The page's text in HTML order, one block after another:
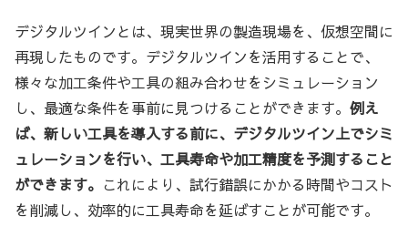
デジタルツインとは、現実世界の製造現場を、仮想空間に
再現したものです。デジタルツインを活用することで、
様々な加工条件や工具の組み合わせをシミュレーション
し、最適な条件を事前に見つけることができます。 例え
ば、新しい工具を導入する前に、デジタルツイン上でシミ
ュレーションを行い、工具寿命や加工精度を予測すること
ができます。 これにより、試行錯誤にかかる時間やコスト
を削減し、効率的に工具寿命を延ばすことが可能です。